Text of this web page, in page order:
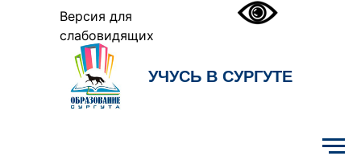
Версия для
слабовидящих
УЧУСЬ В СУРГУТЕ